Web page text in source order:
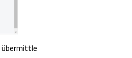
übermittle